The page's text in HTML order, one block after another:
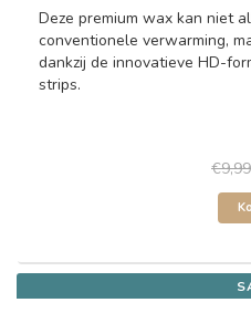
Deze premium wax kan niet
conventionele verwarming,
dankzij de innovatieve HD-
strips.